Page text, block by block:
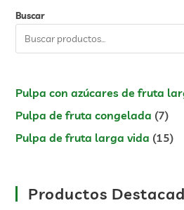
Buscar
Pulpa con azúcares de fruta
Pulpa de fruta congelada 7
Pulpa de fruta larga vida 15
Productos